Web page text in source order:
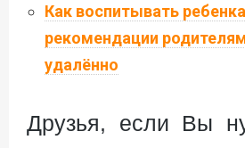
Как воспитывать
рекомендации
удалённо
Друзья, если Вы